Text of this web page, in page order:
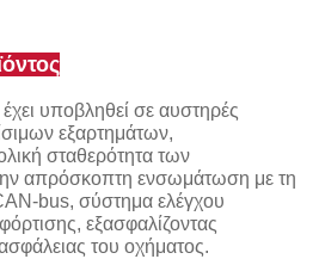
υποβληθεί σε αυστηρές
εξαρτημάτων,
σταθερότητα των
απρόσκοπτη ενσωμάτωση με τη
bus, σύστημα ελέγχου
εξασφαλίζοντας
του οχήματος.